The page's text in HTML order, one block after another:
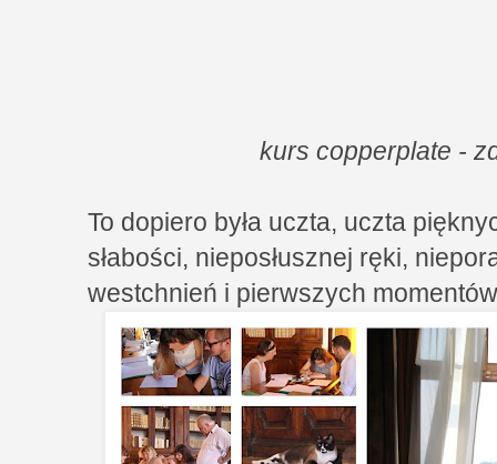
kurs copperplate -
To dopiero była uczta, uczta
słabości, nieposłusznej ręki,
westchnień i pierwszych